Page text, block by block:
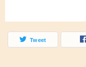
Tweet